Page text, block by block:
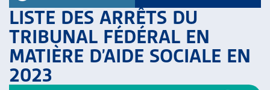
NOS PUBLICATIONS
ARTICLES
DOSSIERS DU MOIS
LISTE DES ARRÊTS DU
TRIBUNAL FÉDÉRAL EN
MATIÈRE D’AIDE SOCIALE EN
2023